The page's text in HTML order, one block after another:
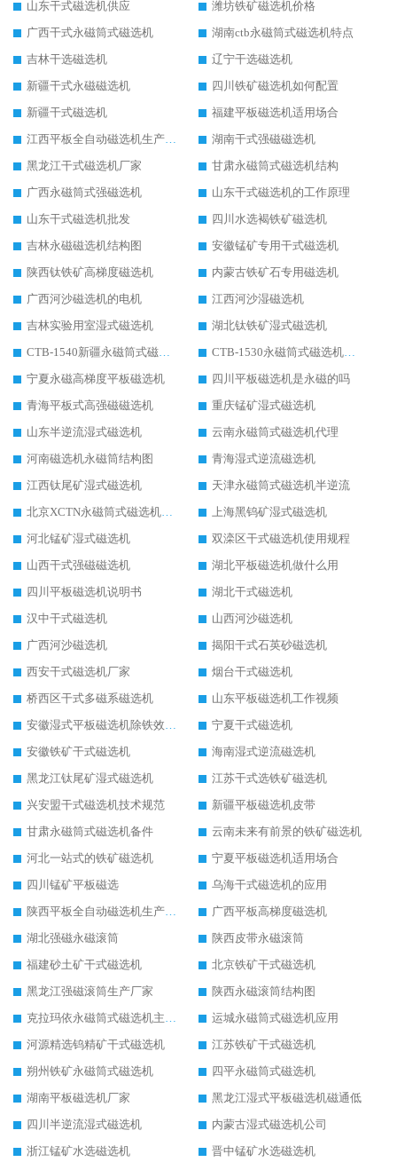
山东干式磁选机供应
潍坊铁矿磁选机价格
广西干式永磁筒式磁选机
湖南ctb永磁筒式磁选机特点
吉林干选磁选机
辽宁干选磁选机
新疆干式永磁磁选机
四川铁矿磁选机如何配置
新疆干式磁选机
福建平板磁选机适用场合
江西平板全自动磁选机生产厂家
湖南干式强磁磁选机
黑龙江干式磁选机厂家
甘肃永磁筒式磁选机结构
广西永磁筒式强磁选机
山东干式磁选机的工作原理
山东干式磁选机批发
四川水选褐铁矿磁选机
吉林永磁磁选机结构图
安徽锰矿专用干式磁选机
陕西钛铁矿高梯度磁选机
内蒙古铁矿石专用磁选机
广西河沙磁选机的电机
江西河沙湿磁选机
吉林实验用室湿式磁选机
湖北钛铁矿湿式磁选机
CTB-1540新疆永磁筒式磁选机
CTB-1530永磁筒式磁选机代理商
宁夏永磁高梯度平板磁选机
四川平板磁选机是永磁的吗
青海平板式高强磁磁选机
重庆锰矿湿式磁选机
山东半逆流湿式磁选机
云南永磁筒式磁选机代理
河南磁选机永磁筒结构图
青海湿式逆流磁选机
江西钛尾矿湿式磁选机
天津永磁筒式磁选机半逆流
北京XCTN永磁筒式磁选机磁块位置
上海黑钨矿湿式磁选机
河北锰矿湿式磁选机
双滦区干式磁选机使用规程
山西干式强磁磁选机
湖北平板磁选机做什么用
四川平板磁选机说明书
湖北干式磁选机
汉中干式磁选机
山西河沙磁选机
广西河沙磁选机
揭阳干式石英砂磁选机
西安干式磁选机厂家
烟台干式磁选机
桥西区干式多磁系磁选机
山东平板磁选机工作视频
安徽湿式平板磁选机除铁效果怎么样
宁夏干式磁选机
安徽铁矿干式磁选机
海南湿式逆流磁选机
黑龙江钛尾矿湿式磁选机
江苏干式选铁矿磁选机
兴安盟干式磁选机技术规范
新疆平板磁选机皮带
甘肃永磁筒式磁选机备件
云南未来有前景的铁矿磁选机
河北一站式的铁矿磁选机
宁夏平板磁选机适用场合
四川锰矿平板磁选
乌海干式磁选机的应用
陕西平板全自动磁选机生产厂家
广西平板高梯度磁选机
湖北强磁永磁滚筒
陕西皮带永磁滚筒
福建砂土矿干式磁选机
北京铁矿干式磁选机
黑龙江强磁滚筒生产厂家
陕西永磁滚筒结构图
克拉玛依永磁筒式磁选机主要技术参数
运城永磁筒式磁选机应用
河源精选钨精矿干式磁选机
江苏铁矿干式磁选机
朔州铁矿永磁筒式磁选机
四平永磁筒式磁选机
湖南平板磁选机厂家
黑龙江湿式平板磁选机磁通低
四川半逆流湿式磁选机
内蒙古湿式磁选机公司
浙江锰矿水选磁选机
晋中锰矿水选磁选机